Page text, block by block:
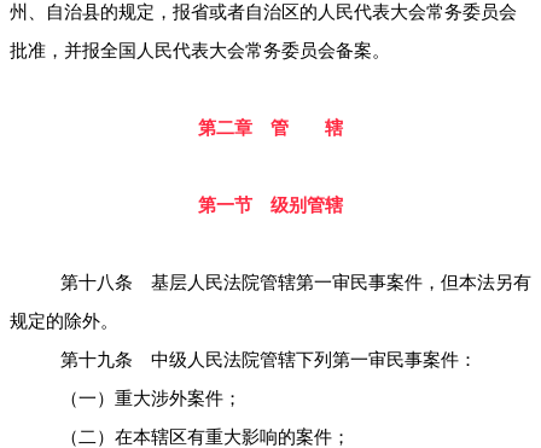
州、自治县的规定，报省或者自治区的人民代表大会常务委员会
批准，并报全国人民代表大会常务委员会备案。
第二章 管 辖
第一节 级别管辖
第十八条 基层人民法院管辖第一审民事案件，但本法另有
规定的除外。
第十九条 中级人民法院管辖下列第一审民事案件：
（一）重大涉外案件；
（二）在本辖区有重大影响的案件；